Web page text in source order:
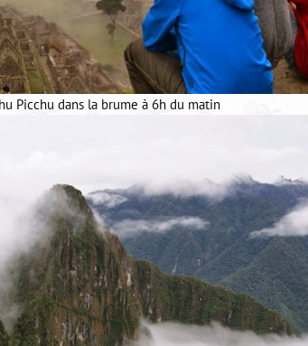
Picchu dans la brume à 6h du matin